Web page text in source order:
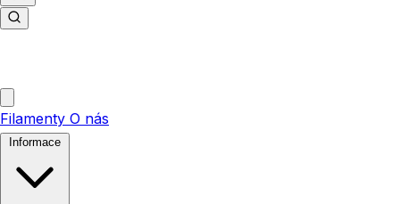
Filamenty O nás